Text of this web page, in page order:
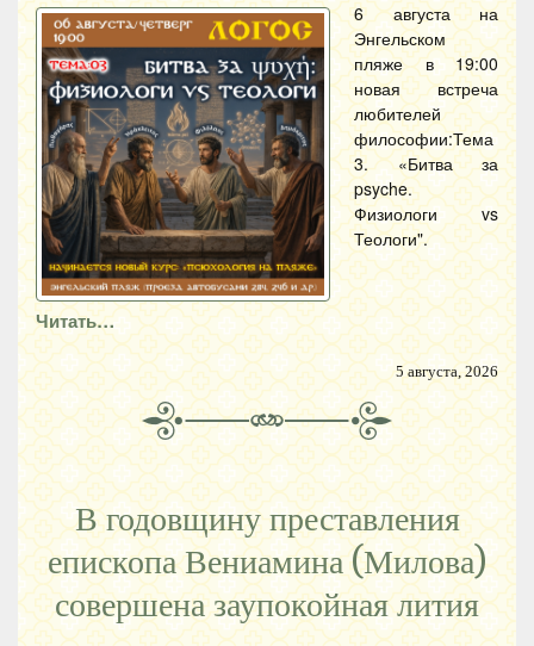
6 августа на
Энгельском
пляже в 19:00
новая встреча
любителей
философии:Тема
3. «Битва за
psyche.
Физиологи vs
Теологи".
Читать…
5 августа, 2026
В годовщину преставления
епископа Вениамина (Милова)
совершена заупокойная лития